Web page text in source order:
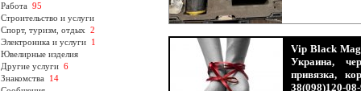
Работа 95
Строительство и услуги
Спорт, туризм, отдых 2
Электроника и услуги 1
Ювелирные изделия
Другие услуги 6
Знакомства
14
Vip Black
Украина,
привязка,
38(098)120-